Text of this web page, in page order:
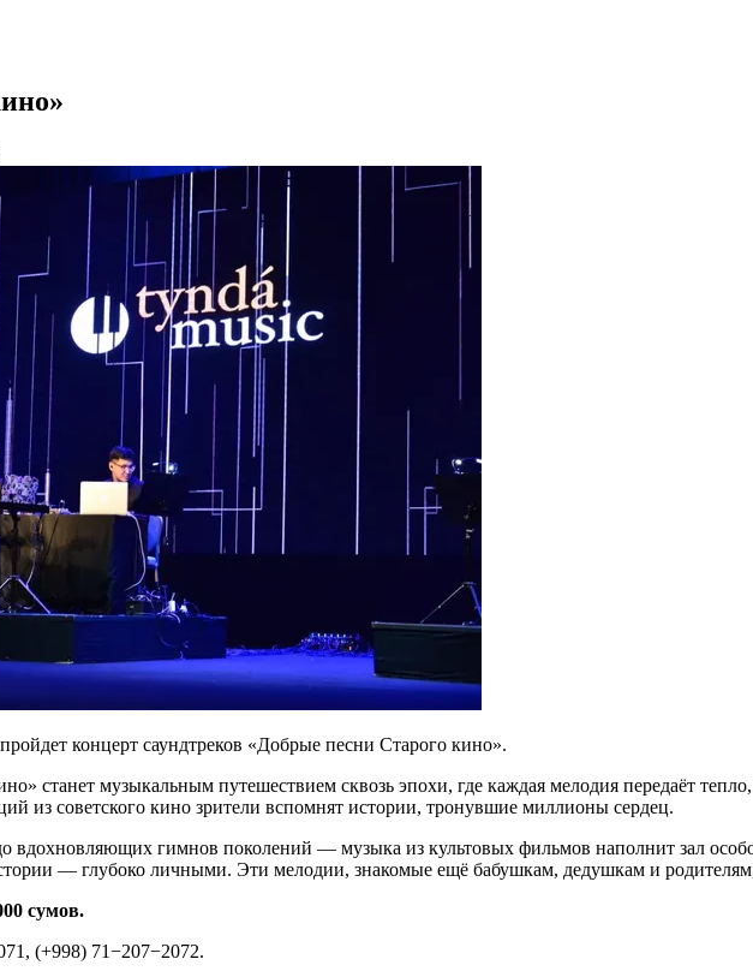
концерт саундтреков «Добрые песни Старого кино».
станет музыкальным путешествием сквозь эпохи, где каждая мелодия передаёт
из советского кино зрители вспомнят истории, тронувшие миллионы сердец.
вдохновляющих гимнов поколений — музыка из культовых фильмов наполнит зал
— глубоко личными. Эти мелодии, знакомые ещё бабушкам, дедушкам и
сумов.
(+998) 71−207−2072.